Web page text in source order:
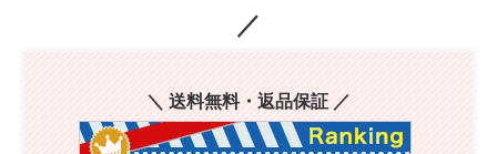
／
＼ 送料無料・返品保証 ／